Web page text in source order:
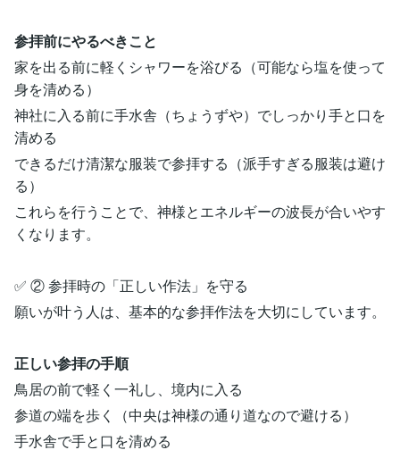
参拝前にやるべきこと
家を出る前に軽くシャワーを浴びる（可能なら塩を使って
身を清める）
神社に入る前に手水舎（ちょうずや）でしっかり手と口を
清める
できるだけ清潔な服装で参拝する（派手すぎる服装は避け
る）
これらを行うことで、神様とエネルギーの波長が合いやす
くなります。
✅ ② 参拝時の「正しい作法」を守る
願いが叶う人は、基本的な参拝作法を大切にしています。
正しい参拝の手順
鳥居の前で軽く一礼し、境内に入る
参道の端を歩く（中央は神様の通り道なので避ける）
手水舎で手と口を清める